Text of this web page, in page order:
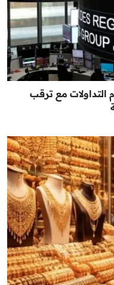
التداولات مع ترقب